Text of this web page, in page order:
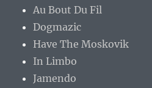
Au Bout Du Fil
Dogmazic
Have The Moskovik
In Limbo
Jamendo